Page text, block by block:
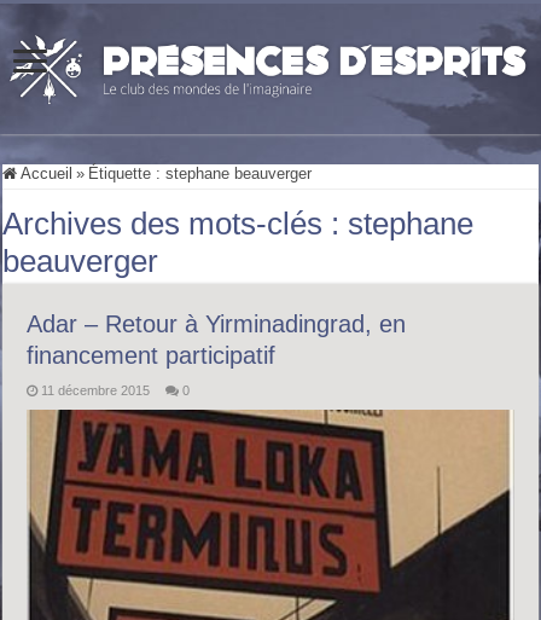
Accueil » Étiquette :stephane beauverger
Archives des mots-clés : stephane
beauverger
Adar – Retour à Yirminadingrad, en
financement participatif
11 décembre 2015 0